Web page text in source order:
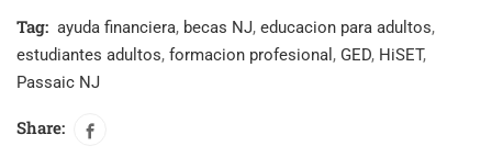
Tag: ayuda financiera, becas NJ, educacion para adultos,
estudiantes adultos, formacion profesional , GED, HiSET,
Passaic NJ
Share: